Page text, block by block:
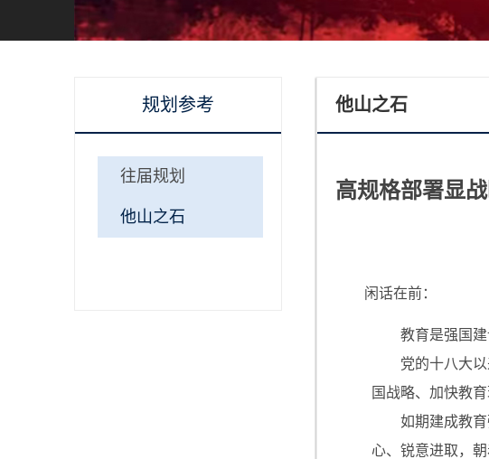
规划参考
往届规划
他山之石
他山之石
高规格部署显
闲话在前：
教育是强国
党的十八大
国战略、加快教
如期建成教
心、锐意进取，